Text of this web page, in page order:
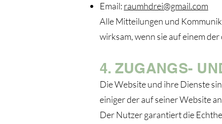
Email: raumhdrei@gmail.com
Alle Mitteilungen und
wirksam, wenn sie auf einem
4. ZUGANGS-
Die Website und ihre Dienste
einiger der auf seiner Website
Der Nutzer garantiert die